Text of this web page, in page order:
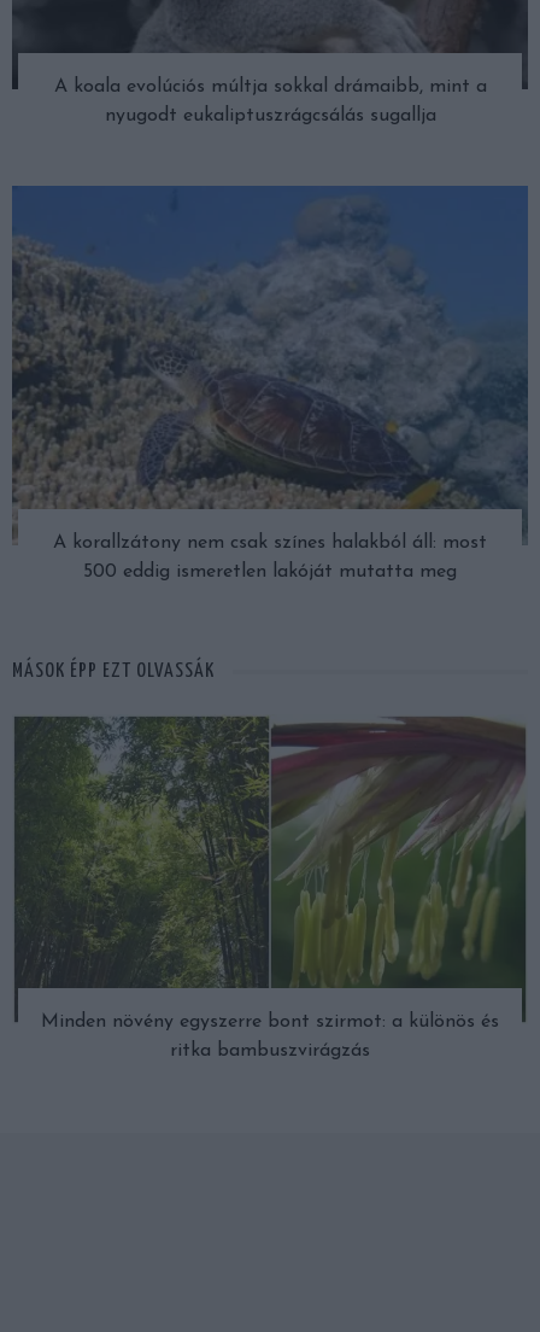
A koala evolúciós múltja sokkal drámaibb, mint a
nyugodt eukaliptuszrágcsálás sugallja
A korallzátony nem csak színes halakból áll: most
500 eddig ismeretlen lakóját mutatta meg
MÁSOK ÉPP EZT OLVASSÁK
Minden növény egyszerre bont szirmot: a különös és
ritka bambuszvirágzás